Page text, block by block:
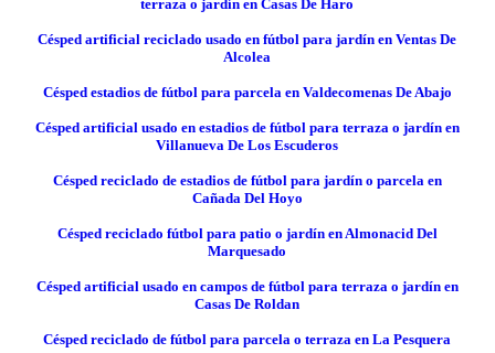
terraza o jardín en Casas De Haro
Césped artificial reciclado usado en fútbol para jardín en Ventas De
Alcolea
Césped estadios de fútbol para parcela en Valdecomenas De Abajo
Césped artificial usado en estadios de fútbol para terraza o jardín en
Villanueva De Los Escuderos
Césped reciclado de estadios de fútbol para jardín o parcela en
Cañada Del Hoyo
Césped reciclado fútbol para patio o jardín en Almonacid Del
Marquesado
Césped artificial usado en campos de fútbol para terraza o jardín en
Casas De Roldan
Césped reciclado de fútbol para parcela o terraza en La Pesquera